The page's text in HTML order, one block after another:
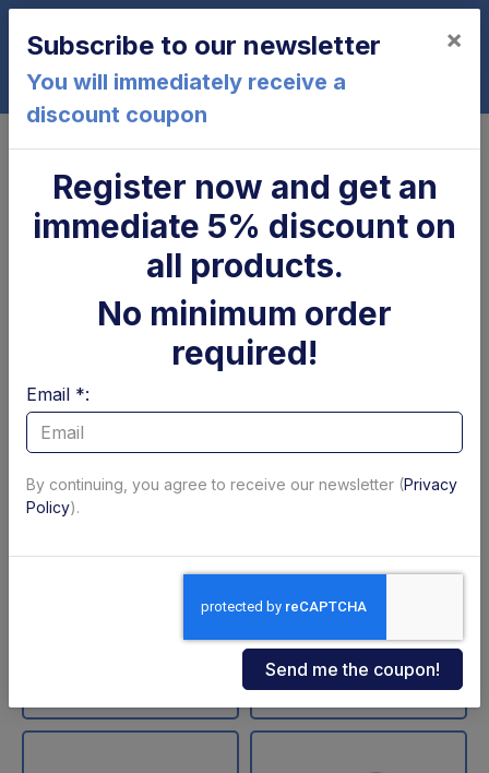
0
BC1500H42-G3
Cilindro di
brandeggio Zepro
ZNU-75-110 (SA)
Code: 11711Z
+VAT
Parapolvere tubolare
x cilindro
sollevamento DLB 47
Code: 18202L
€ 60,05
Available
Subscribe to our newsletter
You will immediately receive a
discount coupon
×
Register now and get an
immediate 5% discount on
all products.
No minimum order
required!
Email *:
By continuing, you agree to receive our newsletter (Privacy
Policy).